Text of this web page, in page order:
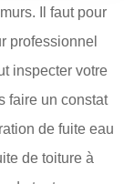
Il faut pour
professionnel
inspecter votre
faire un constat
de fuite eau
de toiture à